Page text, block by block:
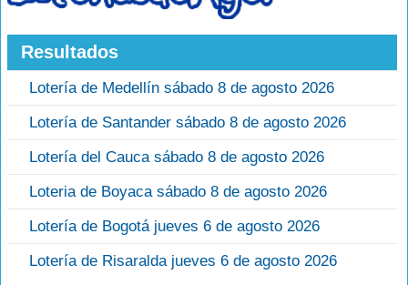
Resultados
Lotería de Medellín sábado 8 de agosto 2026
Lotería de Santander sábado 8 de agosto 2026
Lotería del Cauca sábado 8 de agosto 2026
Loteria de Boyaca sábado 8 de agosto 2026
Lotería de Bogotá jueves 6 de agosto 2026
Lotería de Risaralda jueves 6 de agosto 2026